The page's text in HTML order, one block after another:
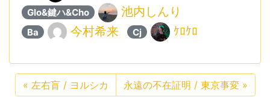
Glo&鍵ハ&Cho 池内しんり
Ba 今村希来 Cj ｹﾛｹﾛ
« 左右盲 / ヨルシカ 永遠の不在証明 / 東京事変 »